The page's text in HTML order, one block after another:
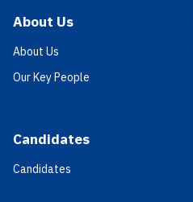
About Us
About Us
Our Key People
Candidates
Candidates